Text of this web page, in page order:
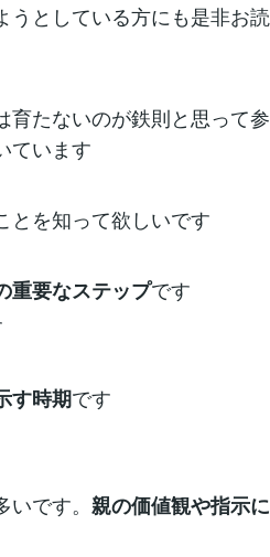
うとしている方にも是非お読
育たないのが鉄則と思って参
ています
とを知って欲しいです
重要なステップです
す時期です
です。 親の価値観や指示に